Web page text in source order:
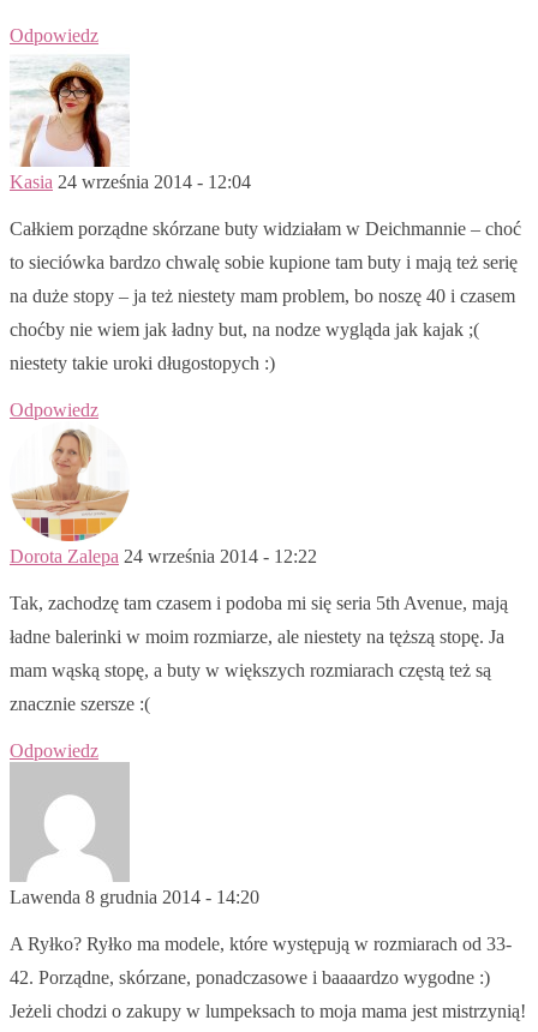
Odpowiedz
Kasia 24 września 2014 - 12:04
Całkiem porządne skórzane buty widziałam w Deichmannie – choć
to sieciówka bardzo chwalę sobie kupione tam buty i mają też serię
na duże stopy – ja też niestety mam problem, bo noszę 40 i czasem
choćby nie wiem jak ładny but, na nodze wygląda jak kajak ;(
niestety takie uroki długostopych :)
Odpowiedz
Dorota Zalepa 24 września 2014 - 12:22
Tak, zachodzę tam czasem i podoba mi się seria 5th Avenue, mają
ładne balerinki w moim rozmiarze, ale niestety na tęższą stopę. Ja
mam wąską stopę, a buty w większych rozmiarach częstą też są
znacznie szersze :(
Odpowiedz
Lawenda 8 grudnia 2014 - 14:20
A Ryłko? Ryłko ma modele, które występują w rozmiarach od 33-
42. Porządne, skórzane, ponadczasowe i baaaardzo wygodne :)
Jeżeli chodzi o zakupy w lumpeksach to moja mama jest mistrzynią!